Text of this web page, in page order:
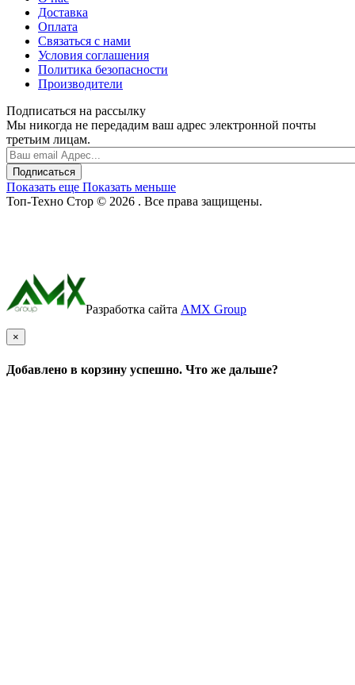
Доставка
Оплата
Связаться с нами
Условия соглашения
Политика безопасности
Производители
Подписаться на рассылку
Мы никогда не передадим ваш адрес электронной почты
третьим лицам.
Подписаться
Показать еще Показать меньше
Топ-Техно Стор © 2026 . Все права защищены.
Разработка сайта AMX Group
×
Добавлено в корзину успешно. Что же дальше?